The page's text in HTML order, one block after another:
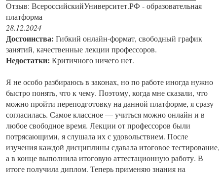
Отзыв: ВсероссийскийУниверситет.РФ - образовательная
платформа
28.12.2024
Достоинства: Гибкий онлайн-формат, свободный график
занятий, качественные лекции профессоров.
Недостатки: Критичного ничего нет.
Я не особо разбираюсь в законах, но по работе иногда нужно
быстро понять, что к чему. Поэтому, когда мне сказали, что
можно пройти переподготовку на данной платформе, я сразу
согласилась. Самое классное — учиться можно онлайн и в
любое свободное время. Лекции от профессоров были
потрясающими, я слушала их с удовольствием. После
изучения каждой дисциплины сдавала итоговое тестирование,
а в конце выполнила итоговую аттестационную работу. В
итоге получила диплом. Теперь применяю знания на